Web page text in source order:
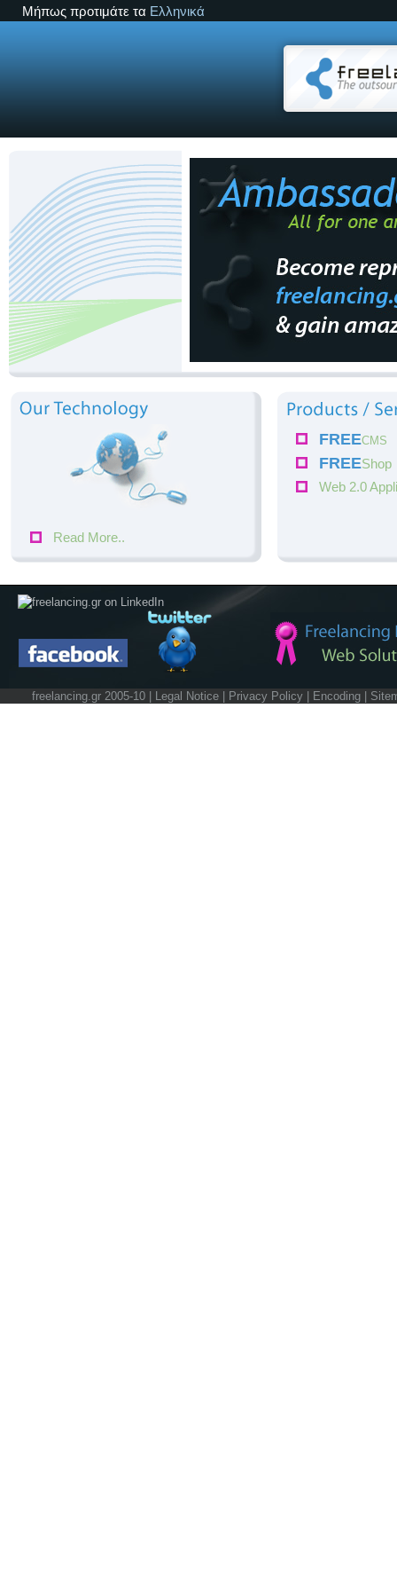
Μήπως προτιμάτε τα Ελληνικά
Read More..
FREECMS
FREEShop
Web 2.0
freelancing.gr 2005-10 | Legal Notice Privacy Policy Encoding